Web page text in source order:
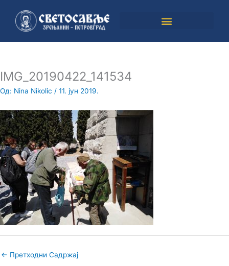
садржај
IMG_20190422_141534
Од: Nina Nikolic / 11. јун 2019.
← Претходни Садржај